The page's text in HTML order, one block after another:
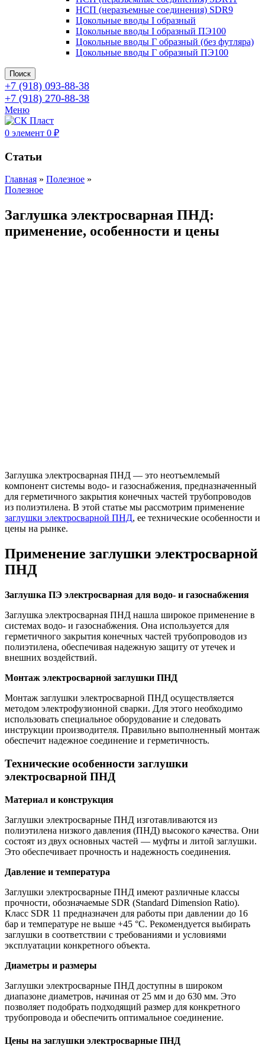
НСП (неразъемные соединения) SDR9
Цокольные вводы I образный
Цокольные вводы I образный ПЭ100
Цокольные вводы Г образный (без футляра)
Цокольные вводы Г образный ПЭ100
Поиск
+7 (918) 093-88-38
+7 (918) 270-88-38
Меню
0 элемент 0 ₽
Статьи
Главная » Полезное »
Полезное
Заглушка электросварная ПНД:
применение, особенности и цены
Заглушка электросварная ПНД — это неотъемлемый
компонент системы водо- и газоснабжения, предназначенный
для герметичного закрытия конечных частей трубопроводов
из полиэтилена. В этой статье мы рассмотрим применение
заглушки электросварной ПНД, ее технические особенности и
цены на рынке.
Применение заглушки электросварной
ПНД
Заглушка ПЭ электросварная для водо- и газоснабжения
Заглушка электросварная ПНД нашла широкое применение в
системах водо- и газоснабжения. Она используется для
герметичного закрытия конечных частей трубопроводов из
полиэтилена, обеспечивая надежную защиту от утечек и
внешних воздействий.
Монтаж электросварной заглушки ПНД
Монтаж заглушки электросварной ПНД осуществляется
методом электрофузионной сварки. Для этого необходимо
использовать специальное оборудование и следовать
инструкции производителя. Правильно выполненный монтаж
обеспечит надежное соединение и герметичность.
Технические особенности заглушки
электросварной ПНД
Материал и конструкция
Заглушки электросварные ПНД изготавливаются из
полиэтилена низкого давления (ПНД) высокого качества. Они
состоят из двух основных частей — муфты и литой заглушки.
Это обеспечивает прочность и надежность соединения.
Давление и температура
Заглушки электросварные ПНД имеют различные классы
прочности, обозначаемые SDR (Standard Dimension Ratio).
Класс SDR 11 предназначен для работы при давлении до 16
бар и температуре не выше +45 °C. Рекомендуется выбирать
заглушки в соответствии с требованиями и условиями
эксплуатации конкретного объекта.
Диаметры и размеры
Заглушки электросварные ПНД доступны в широком
диапазоне диаметров, начиная от 25 мм и до 630 мм. Это
позволяет подобрать подходящий размер для конкретного
трубопровода и обеспечить оптимальное соединение.
Цены на заглушки электросварные ПНД